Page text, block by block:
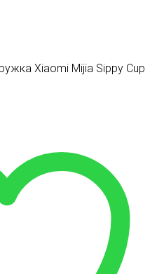
Xiaomi Mijia Sippy Cup